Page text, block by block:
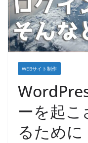
WEBサイト制作
ーを起
るために